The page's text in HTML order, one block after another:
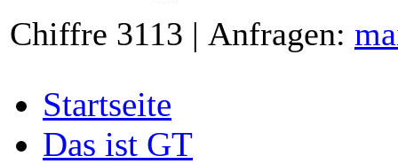
Chiffre 3113 | Anfragen:
Startseite
Das ist GT